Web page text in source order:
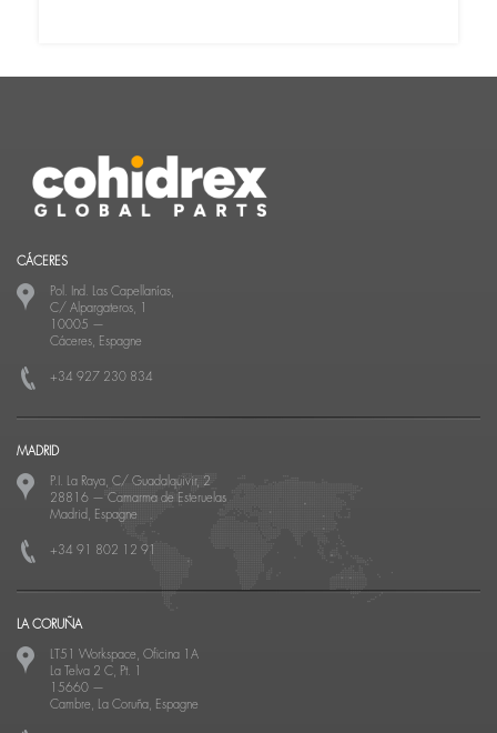
CÁCERES
Pol. Ind. Las Capellanías,
C/ Alpargateros, 1
10005 —
Cáceres, Espagne
+34 927 230 834
MADRID
P.I. La Raya, C/ Guadalquivir, 2
28816 — Camarma de Esteruelas
Madrid, Espagne
+34 91 802 12 91
LA CORUÑA
LT51 Workspace, Oficina 1A
La Telva 2 C, Pt. 1
15660 —
Cambre, La Coruña, Espagne